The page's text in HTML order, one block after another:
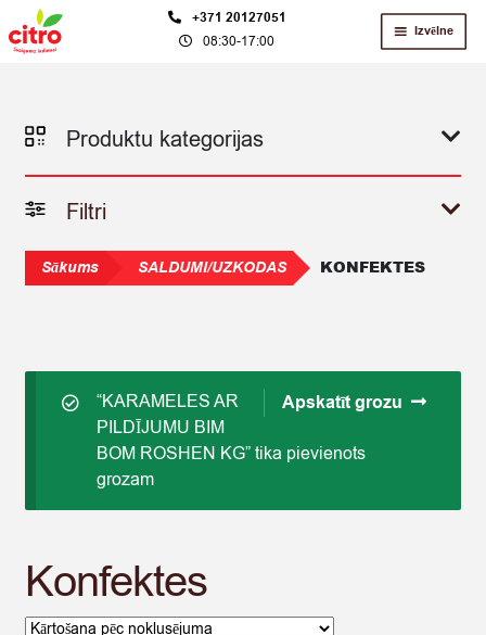
Skip
to
Skip
to
+371 20127051
08:30-17:00
Izvēlne
Produktu kategorijas
Filtri
Sākums SALDUMI/UZKODAS KONFEKTES
Apskatīt grozu
“KARAMELES AR
PILDĪJUMU BIM
BOM ROSHEN KG” tika pievienots
grozam
Konfektes